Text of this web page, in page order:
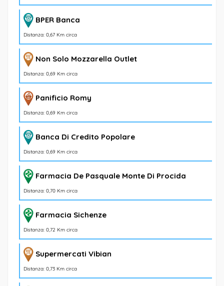
BPER Banca
Distanza: 0,67 Km circa
Non Solo Mozzarella Outlet
Distanza: 0,69 Km circa
Panificio Romy
Distanza: 0,69 Km circa
Banca Di Credito Popolare
Distanza: 0,69 Km circa
Farmacia De Pasquale Monte Di Procida
Distanza: 0,70 Km circa
Farmacia Sichenze
Distanza: 0,72 Km circa
Supermercati Vibian
Distanza: 0,73 Km circa